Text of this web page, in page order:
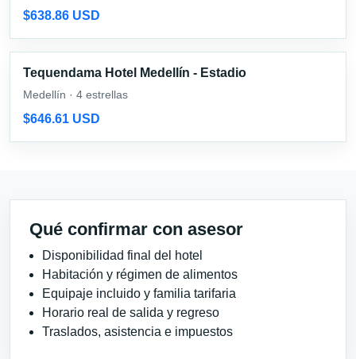
$638.86 USD
Tequendama Hotel Medellín - Estadio
Medellín · 4 estrellas
$646.61 USD
Qué confirmar con asesor
Disponibilidad final del hotel
Habitación y régimen de alimentos
Equipaje incluido y familia tarifaria
Horario real de salida y regreso
Traslados, asistencia e impuestos